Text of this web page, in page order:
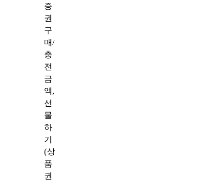
증
권
구
매/
충
전
금
액,
선
물
하
기
(상
품
권